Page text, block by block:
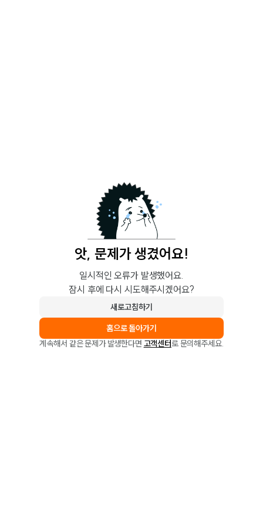
앗, 문제가 생겼어요!
일시적인 오류가 발생했어요.
잠시 후에 다시 시도해주시겠어요?
새로고침하기
홈으로 돌아가기
계속해서 같은 문제가 발생한다면 고객센터로 문의해주세요.